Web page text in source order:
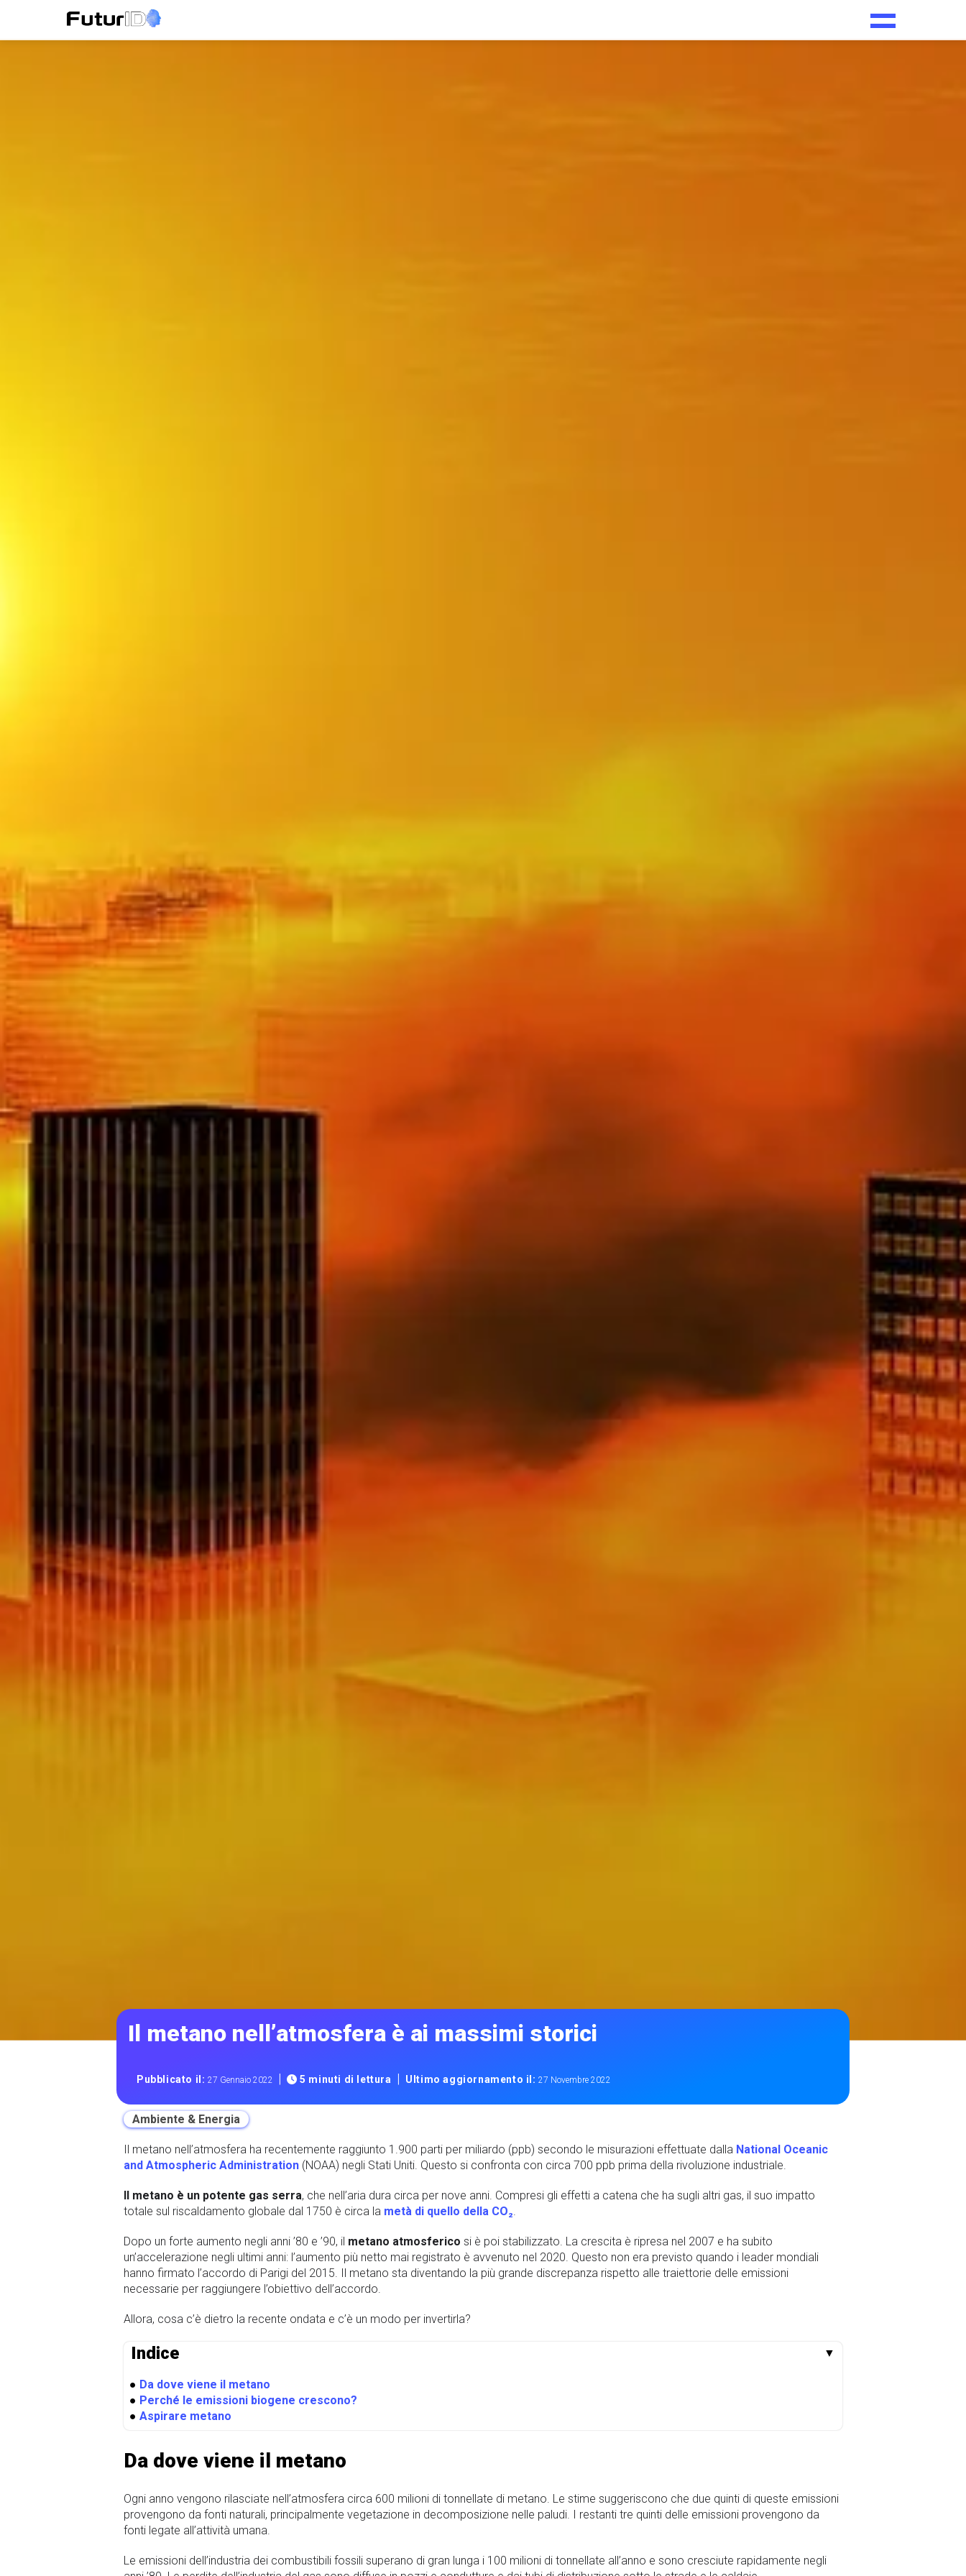
Il metano nell’atmosfera è ai massimi storici
Pubblicato il:27 Gennaio 2022 | 5 minuti di lettura | Ultimo aggiornamento il:27 Novembre 2022
Ambiente & Energia
Il metano nell’atmosfera ha recentemente raggiunto 1.900 parti per miliardo (ppb) secondo le misurazioni effettuate dalla National Oceanic
and Atmospheric Administration (NOAA) negli Stati Uniti. Questo si confronta con circa 700 ppb prima della rivoluzione industriale.
Il metano è un potente gas serra, che nell’aria dura circa per nove anni. Compresi gli effetti a catena che ha sugli altri gas, il suo impatto
totale sul riscaldamento globale dal 1750 è circa la metà di quello della CO₂
Dopo un forte aumento negli anni ’80 e ’90, il metano atmosferico si è poi stabilizzato. La crescita è ripresa nel 2007 e ha subito
un’accelerazione negli ultimi anni: l’aumento più netto mai registrato è avvenuto nel 2020. Questo non era previsto quando i leader mondiali
hanno firmato l’accordo di Parigi del 2015. Il metano sta diventando la più grande discrepanza rispetto alle traiettorie delle emissioni
necessarie per raggiungere l’obiettivo dell’accordo.
Allora, cosa c’è dietro la recente ondata e c’è un modo per invertirla?
Indice ▼
● Da dove viene il metano
● Perché le emissioni biogene crescono?
● Aspirare metano
Da dove viene il metano
Ogni anno vengono rilasciate nell’atmosfera circa 600 milioni di tonnellate di metano. Le stime suggeriscono che due quinti di queste emissioni
provengono da fonti naturali, principalmente vegetazione in decomposizione nelle paludi. I restanti tre quinti delle emissioni provengono da
fonti legate all’attività umana.
Le emissioni dell’industria dei combustibili fossili superano di gran lunga i 100 milioni di tonnellate all’anno e sono cresciute rapidamente negli